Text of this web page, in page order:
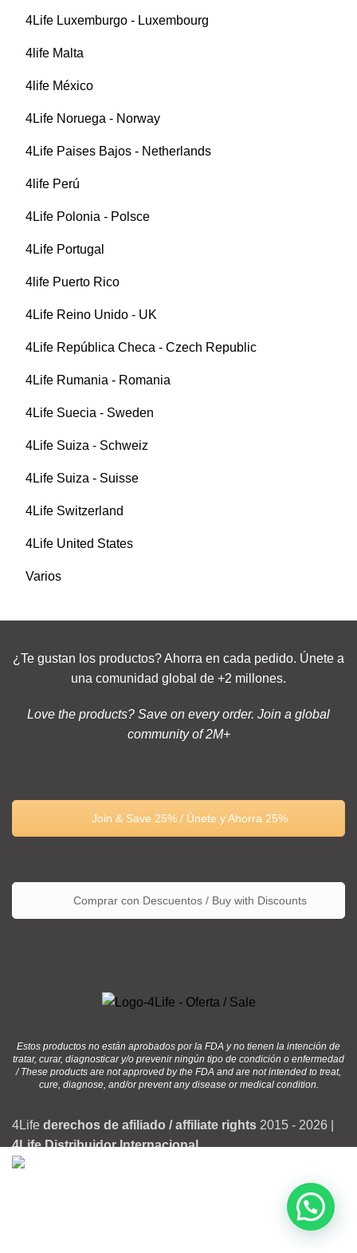
4Life Luxemburgo - Luxembourg
4life Malta
4life México
4Life Noruega - Norway
4Life Paises Bajos - Netherlands
4life Perú
4Life Polonia - Polsce
4Life Portugal
4life Puerto Rico
4Life Reino Unido - UK
4Life República Checa - Czech Republic
4Life Rumania - Romania
4Life Suecia - Sweden
4Life Suiza - Schweiz
4Life Suiza - Suisse
4Life Switzerland
4Life United States
Varios
¿Te gustan los productos? Ahorra en cada pedido. Únete a
una comunidad global de +2 millones.
Love the products? Save on every order. Join a global
community of 2M+
Join & Save 25% / Únete y Ahorra 25%
Comprar con Descuentos / Buy with Discounts
Estos productos no están aprobados por la FDA y no tienen la intención de
tratar, curar, diagnosticar y/o prevenir ningún tipo de condición o enfermedad
/ These products are not approved by the FDA and are not intended to treat,
cure, diagnose, and/or prevent any disease or medical condition.
4Life derechos de afiliado / affiliate rights 2015 - 2026 |
4Life Distribuidor Internacional